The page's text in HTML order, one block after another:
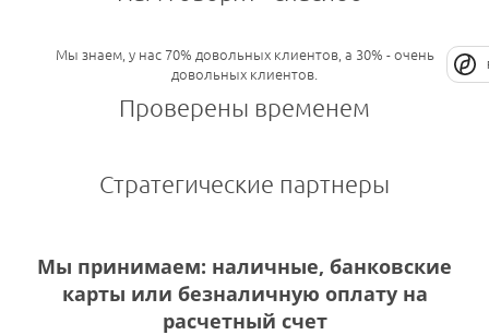
Мы знаем, у нас 70% довольных клиентов, а 30% - очень
довольных клиентов.
Проверены временем
Стратегические партнеры
Мы принимаем: наличные, банковские
карты или безналичную оплату на
расчетный счет